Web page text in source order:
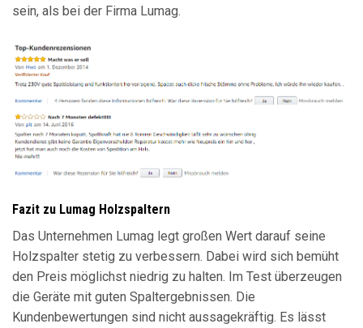
sein, als bei der Firma Lumag.
Fazit zu Lumag Holzspaltern
Das Unternehmen Lumag legt großen Wert darauf seine
Holzspalter stetig zu verbessern. Dabei wird sich bemüht
den Preis möglichst niedrig zu halten. Im Test überzeugen
die Geräte mit guten Spaltergebnissen. Die
Kundenbewertungen sind nicht aussagekräftig. Es lässt